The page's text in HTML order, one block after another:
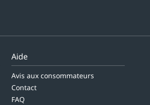
Aide
Avis aux consommateurs
Contact
FAQ